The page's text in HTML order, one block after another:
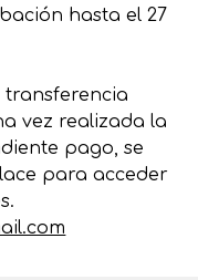
hasta el 27
transferencia
vez realizada la
pago, se
para acceder